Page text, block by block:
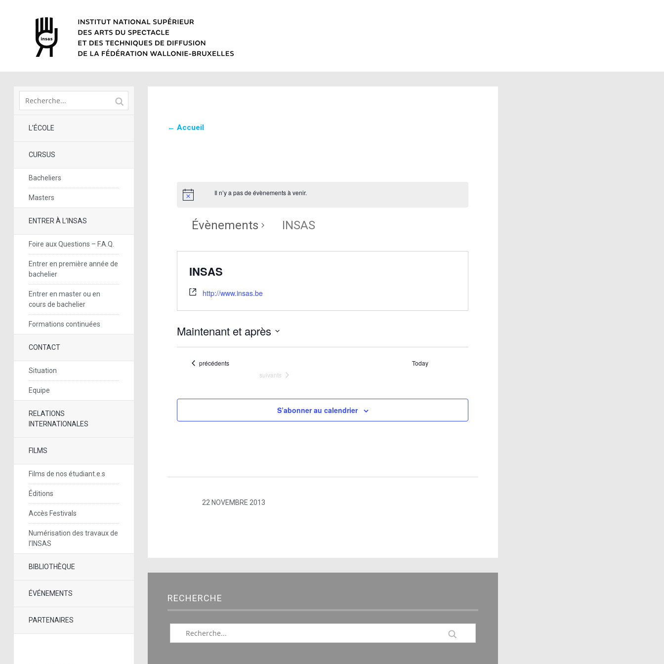
L’ÉCOLE
CURSUS
Bacheliers
Masters
ENTRER À L’INSAS
Foire aux Questions – F.A.Q.
Entrer en première année de
bachelier
Entrer en master ou en
cours de bachelier
Formations continuées
CONTACT
Situation
Equipe
RELATIONS
INTERNATIONALES
FILMS
Films de nos étudiant.e.s
Éditions
Accès Festivals
Numérisation des travaux de
l’INSAS
BIBLIOTHÈQUE
ÉVÉNEMENTS
PARTENAIRES
← Accueil
Il n’y a pas de évènements à venir.
Évènements INSAS
INSAS
http://www.insas.be
Maintenant et après
date.
Évènements
précédents
Today
Évènements
suivants
S’abonner au calendrier
22 NOVEMBRE 2013
RECHERCHE